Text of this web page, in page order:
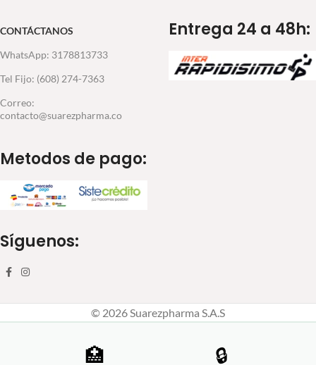
CONTÁCTANOS
WhatsApp: 3178813733
Tel Fijo: (608) 274-7363
Correo:
contacto@suarezpharma.co
Metodos de pago:
Entrega 24 a 48h:
Síguenos:
© 2026 Suarezpharma S.A.S
🏥 🔒